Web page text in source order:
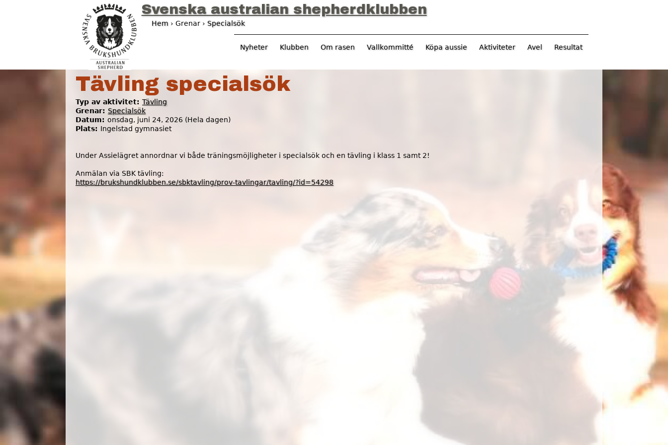
Jump to navigation
Svenska australian shepherdklubben
Tävling specialsök
Typ av aktivitet: Tävling
Grenar: Specialsök
Datum: onsdag, juni 24, 2026 (Hela dagen)
Plats: Ingelstad gymnasiet
Under Assielägret annordnar vi både träningsmöjligheter i specialsök och en tävling i klass 1 samt 2!
Anmälan via SBK tävling:
https://brukshundklubben.se/sbktavling/prov-tavlingar/tavling/?id=54298
Nyheter Klubben Om rasen Vallkommitté Köpa aussie Aktiviteter Avel Resultat
ä
r
h
ä
Hem › Grenar › Specialsök